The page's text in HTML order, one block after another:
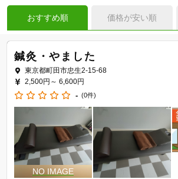
おすすめ順 価格が安い順
鍼灸・やました
東京都町田市忠生2-15-68
2,500円～ 6,600円
- (0件)